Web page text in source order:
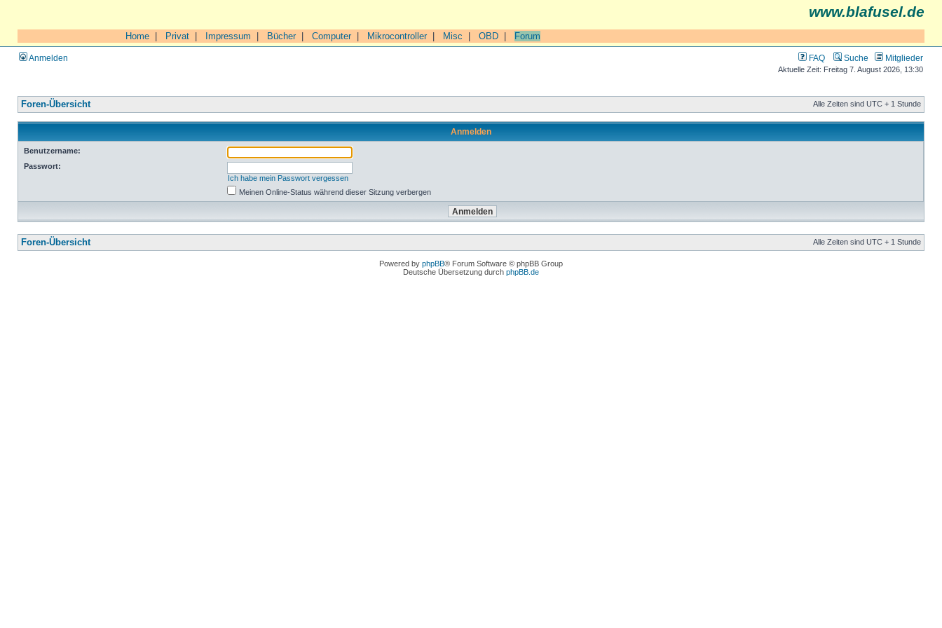
www.blafusel.de
Home Privat Impressum Bücher| Computer| Mikrocontroller| Misc OBD Forum
Anmelden FAQ Suche Mitglieder
Aktuelle Zeit: Freitag 7. August 2026, 13:30
Foren-Übersicht Alle Zeiten sind UTC + 1 Stunde
Anmelden
Benutzername:
Passwort:
Ich habe mein Passwort vergessen
Meinen Online-Status während dieser Sitzung verbergen
Foren-Übersicht Alle Zeiten sind UTC + 1 Stunde
Powered by phpBB® Forum Software © phpBB Group
Deutsche Übersetzung durch phpBB.de